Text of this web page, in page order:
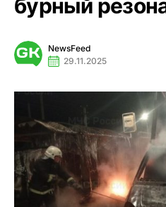
бурный
NewsFeed
29.11.2025